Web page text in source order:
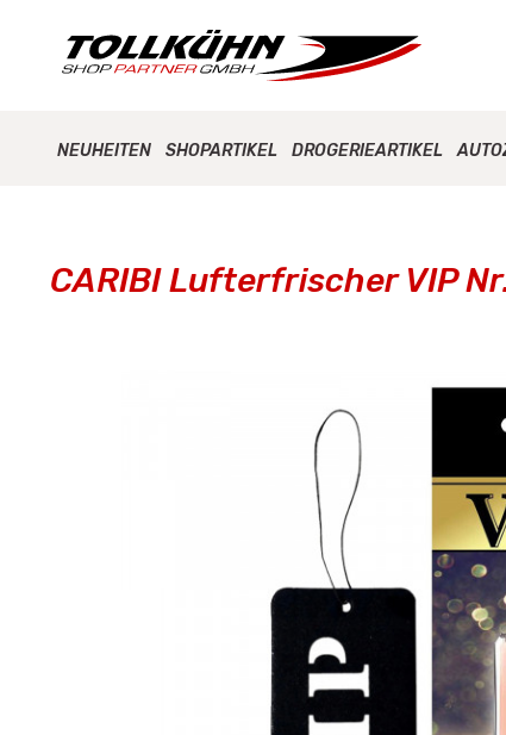
NEUHEITEN SHOPARTIKEL DROGERIEARTIKEL
CARIBI Lufterfrischer VIP